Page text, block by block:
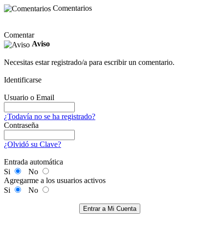
Comentarios
Comentar
Aviso
Necesitas estar registrado/a para escribir un comentario.
Identificarse
Usuario o Email
¿Todavía no se ha registrado?
Contraseña
¿Olvidó su Clave?
Entrada automática
Si
No
Agregarme a los usuarios activos
Si
No
Entrar a Mi Cuenta